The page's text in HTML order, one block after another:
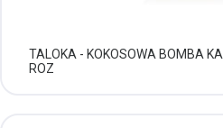
TALOKA - KOKOSOWA BOMBA
ROZ